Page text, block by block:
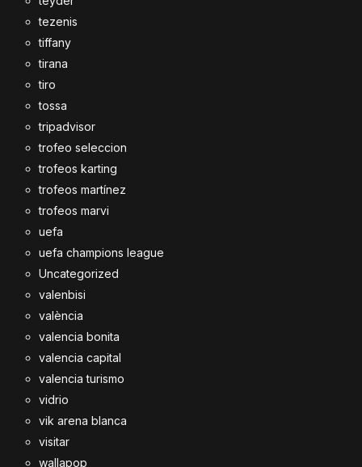
tezenis
tiffany
tirana
tiro
tossa
tripadvisor
trofeo seleccion
trofeos karting
trofeos martínez
trofeos marvi
uefa
uefa champions league
Uncategorized
valenbisi
valència
valencia bonita
valencia capital
valencia turismo
vidrio
vik arena blanca
visitar
wallapop